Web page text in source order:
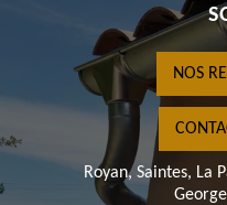
NOS
Royan, Saintes, La